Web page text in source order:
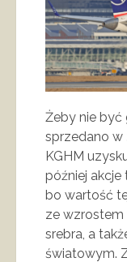
Żeby nie być
sprzedano w
KGHM
później akcje
bo wartość
ze wzrostem
srebra, a
światowym.